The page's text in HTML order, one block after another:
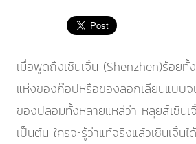
เมื่อพูดถึงเซินเจิ้น (Shenzhen)ร้อยทั้
แห่งของก๊อปหรือของลอกเลียนแบบ
ของปลอมทั้งหลายแหล่ว่า หลุยส์เซินเ
เป็นต้น ใครจะรู้ว่าแท้จริงแล้วเซินเจิ้น